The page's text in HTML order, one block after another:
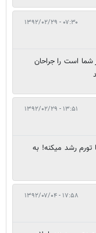
۰۷:۳۰ - ۱۳۹۲/۰۲/۲۹
شما است را جراحان
۱۳:۵۱ - ۱۳۹۲/۰۲/۲۹
تورم رشد میکنه! به
۱۷:۵۸ - ۱۳۹۲/۰۷/۰۴